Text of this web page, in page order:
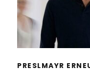
PRESLMAYR